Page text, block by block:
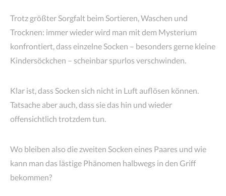
Trotz größter Sorgfalt beim Sortieren, Waschen und
Trocknen: immer wieder wird man mit dem Mysterium
konfrontiert, dass einzelne Socken – besonders gerne kleine
Kindersöckchen – scheinbar spurlos verschwinden.
Klar ist, dass Socken sich nicht in Luft auflösen können.
Tatsache aber auch, dass sie das hin und wieder
offensichtlich trotzdem tun.
Wo bleiben also die zweiten Socken eines Paares und wie
kann man das lästige Phänomen halbwegs in den Griff
bekommen?